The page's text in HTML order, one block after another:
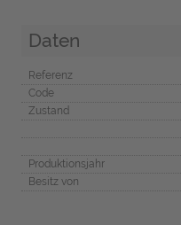
Daten
Referenz
Code
Zustand
Produktionsjahr
Besitz von